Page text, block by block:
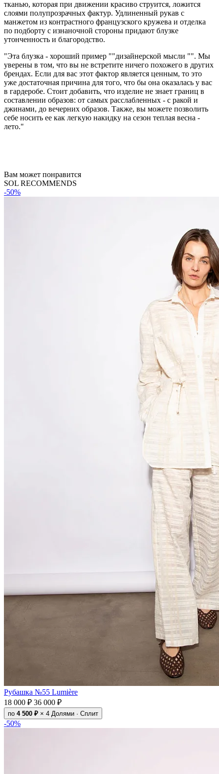
тканью, которая при движении красиво струится, ложится
слоями полупрозрачных фактур. Удлиненный рукав с
манжетом из контрастного французского кружева и отделка
по подборту с изнаночной стороны придают блузке
утонченность и благородство.
"Эта блузка - хороший пример ""дизайнерской мысли "". Мы
уверены в том, что вы не встретите ничего похожего в других
брендах. Если для вас этот фактор является ценным, то это
уже достаточная причина для того, что бы она оказалась у вас
в гардеробе. Стоит добавить, что изделие не знает границ в
составлении образов: от самых расслабленных - с ракой и
джинами, до вечерних образов. Также, вы можете позволить
себе носить ее как легкую накидку на сезон теплая весна -
лето."
Вам может понравится
SOL RECOMMENDS
-50%
Рубашка №55 Lumière
18 000 ₽ 36 000 ₽
по 4 500 ₽ × 4 Долями · Сплит
-50%